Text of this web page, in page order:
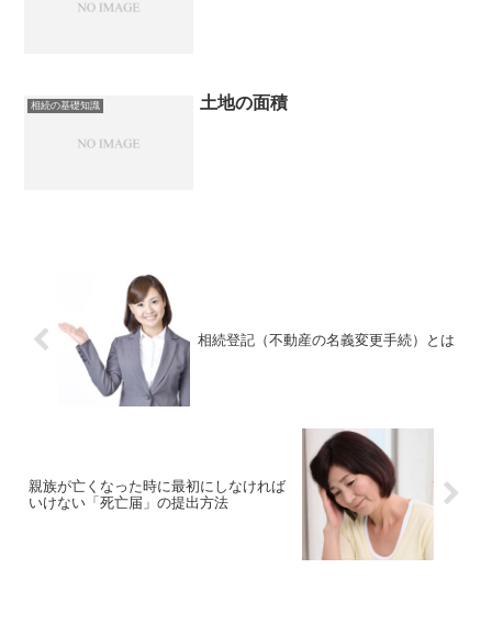
相続の基礎知識 土地の面積
相続登記（不動産の名義変更手続）とは
親族が亡くなった時に最初にしなければ
いけない「死亡届」の提出方法